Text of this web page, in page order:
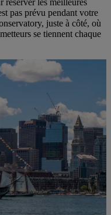
pas prévu pendant votre
juste à côté, où
se tiennent chaque